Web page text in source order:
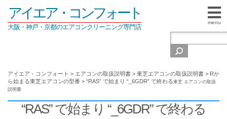
menu
アイエア・コンフォート
大阪・神戸・京都のエアコンクリーニング専門店
アイエア・コンフォート > エアコンの取扱説明書 > 東芝エアコンの取扱説明書 > Rか
ら始まる東芝エアコンの型番 > “RAS” で始まり “_6GDR” で終わる東芝 エアコンの取扱
説明書
“RAS” で始まり “_6GDR” で終わる